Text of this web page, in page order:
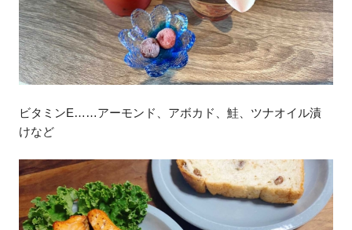
ビタミンE……アーモンド、アボカド、鮭、ツナオイル漬
けなど